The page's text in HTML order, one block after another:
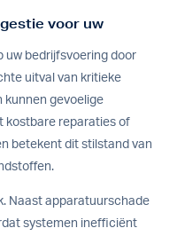
voor uw
uw bedrijfsvoering door
uitval van kritieke
kunnen gevoelige
kostbare reparaties of
betekent dit stilstand van
Naast apparatuurschade
systemen inefficiënt